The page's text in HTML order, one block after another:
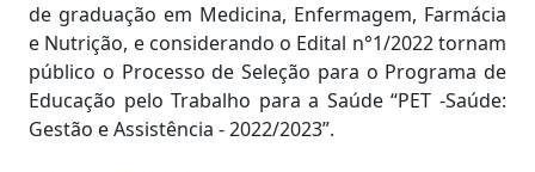
de graduação em Medicina, Enfermagem, Farmácia
e Nutrição, e considerando o Edital n°1/2022 tornam
público o Processo de Seleção para o Programa de
Educação pelo Trabalho para a Saúde “PET -Saúde:
Gestão e Assistência - 2022/2023”.